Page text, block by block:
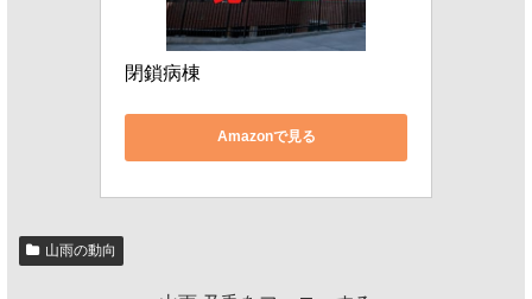
閉鎖病棟
Amazonで見る
山雨の動向